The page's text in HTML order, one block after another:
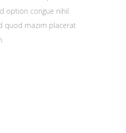
option congue nihil
quod mazim placerat